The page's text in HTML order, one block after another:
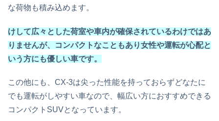
な荷物も積み込めます。
けして広々とした荷室や車内が確保されているわけではあ
りませんが、コンパクトなこともあり女性や運転が心配と
いう方にも優しい車です。
この他にも、CX-3は尖った性能を持っておらずどなたに
でも運転がしやすい車なので、幅広い方におすすめできる
コンパクトSUVとなっています。